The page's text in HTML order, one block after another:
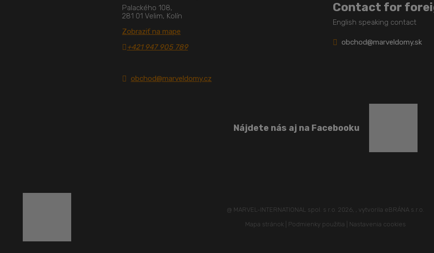
Palackého 108,
281 01 Velim, Kolín
Zobraziť na mape
+421 947 905 789
obchod@marveldomy.cz
Contact for
English speaking contact
obchod@marveldomy.sk
Nájdete nás aj na Facebooku
@ MARVEL-INTERNATIONAL spol. s r.o. 2026, , vytvorila eBRÁNA s.r.o.
Mapa stránok
Podmienky použitia Nastavenia cookies